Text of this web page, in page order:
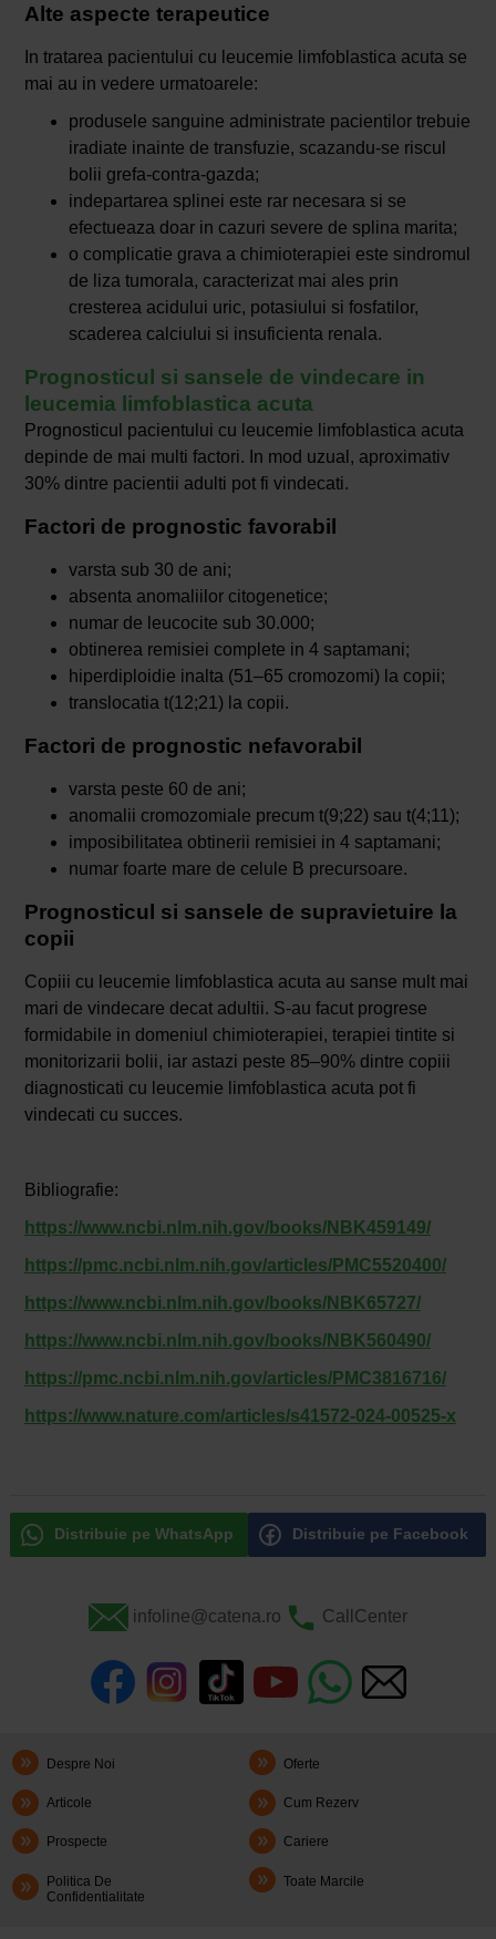
Alte aspecte terapeutice
In tratarea pacientului cu leucemie limfoblastica acuta se
mai au in vedere urmatoarele:
produsele sanguine administrate pacientilor trebuie
iradiate inainte de transfuzie, scazandu-se riscul
bolii grefa-contra-gazda;
indepartarea splinei este rar necesara si se
efectueaza doar in cazuri severe de splina marita;
o complicatie grava a chimioterapiei este sindromul
de liza tumorala, caracterizat mai ales prin
cresterea acidului uric, potasiului si fosfatilor,
scaderea calciului si insuficienta renala.
Prognosticul si sansele de vindecare in
leucemia limfoblastica acuta
Prognosticul pacientului cu leucemie limfoblastica acuta
depinde de mai multi factori. In mod uzual, aproximativ
30% dintre pacientii adulti pot fi vindecati.
Factori de prognostic favorabil
varsta sub 30 de ani;
absenta anomaliilor citogenetice;
numar de leucocite sub 30.000;
obtinerea remisiei complete in 4 saptamani;
hiperdiploidie inalta (51–65 cromozomi) la copii;
translocatia t(12;21) la copii.
Factori de prognostic nefavorabil
varsta peste 60 de ani;
anomalii cromozomiale precum t(9;22) sau t(4;11);
imposibilitatea obtinerii remisiei in 4 saptamani;
numar foarte mare de celule B precursoare.
Prognosticul si sansele de supravietuire la
copii
Copiii cu leucemie limfoblastica acuta au sanse mult mai
mari de vindecare decat adultii. S-au facut progrese
formidabile in domeniul chimioterapiei, terapiei tintite si
monitorizarii bolii, iar astazi peste 85–90% dintre copiii
diagnosticati cu leucemie limfoblastica acuta pot fi
vindecati cu succes.
Bibliografie:
https://www.ncbi.nlm.nih.gov/books/NBK459149/
https://pmc.ncbi.nlm.nih.gov/articles/PMC5520400/
https://www.ncbi.nlm.nih.gov/books/NBK65727/
https://www.ncbi.nlm.nih.gov/books/NBK560490/
https://pmc.ncbi.nlm.nih.gov/articles/PMC3816716/
https://www.nature.com/articles/s41572-024-00525-x
Distribuie pe WhatsApp Distribuie pe Facebook
infoline@catena.ro CallCenter
Despre Noi Oferte
Articole Cum Rezerv
Prospecte Cariere
Politica De
Confidentialitate
Toate Marcile